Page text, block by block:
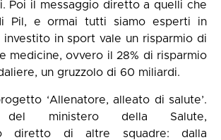
Poi il messaggio diretto a quelli che
Pil, e ormai tutti siamo esperti in
investito in sport vale un risparmio di
medicine, ovvero il 28% di risparmio
un gruzzolo di 60 miliardi.
‘Allenatore, alleato di salute’.
del ministero della Salute,
diretto di altre squadre: dalla